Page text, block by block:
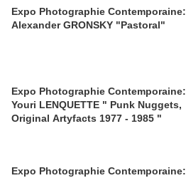
Expo Photographie Contemporaine:
Alexander GRONSKY "Pastoral"
Expo Photographie Contemporaine:
Youri LENQUETTE " Punk Nuggets,
Original Artyfacts 1977 - 1985 "
Expo Photographie Contemporaine: